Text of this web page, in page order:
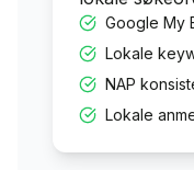
Google My
Lokale
NAP
Lokale